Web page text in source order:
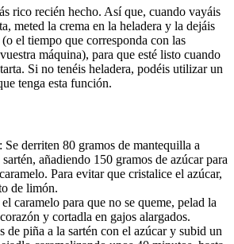
rico recién hecho. Así que, cuando vayáis
meted la crema en la heladera y la dejáis
el tiempo que corresponda con las
máquina), para que esté listo cuando
Si no tenéis heladera, podéis utilizar un
tenga esta función.
Se derriten 80 gramos de mantequilla a
añadiendo 150 gramos de azúcar para
Para evitar que cristalice el azúcar,
de limón.
caramelo para que no se queme, pelad la
y cortadla en gajos alargados.
de piña a la sartén con el azúcar y subid un